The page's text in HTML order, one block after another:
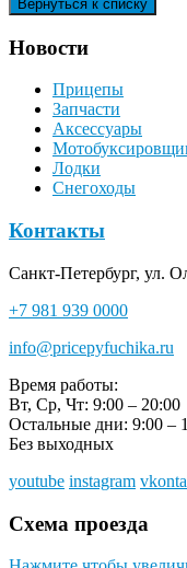
Новости
Прицепы
Запчасти
Аксессуары
Лодки
Снегоходы
Контакты
Санкт-Петербург, ул.
+7 981 939 0000
info@pricepyfuchika.ru
Время работы:
Вт, Ср, Чт: 9:00 – 20:00
Остальные дни: 9:00 –
Без выходных
youtube instagram
Схема проезда